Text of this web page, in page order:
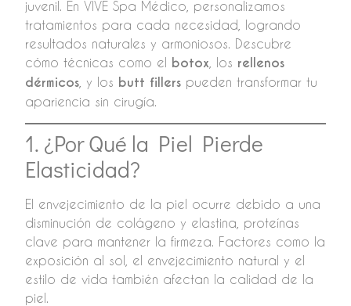
juvenil. En VIVE Spa Médico, personalizamos
tratamientos para cada necesidad, logrando
resultados naturales y armoniosos. Descubre
cómo técnicas como el botox , los rellenos
dérmicos , y los butt fillers pueden transformar tu
apariencia sin cirugía.
1. ¿Por Qué la Piel Pierde
Elasticidad?
El envejecimiento de la piel ocurre debido a una
disminución de colágeno y elastina, proteínas
clave para mantener la firmeza. Factores como la
exposición al sol, el envejecimiento natural y el
estilo de vida también afectan la calidad de la
piel.